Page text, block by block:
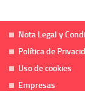
Nota Legal y
Política de
Uso de cookies
Empresas